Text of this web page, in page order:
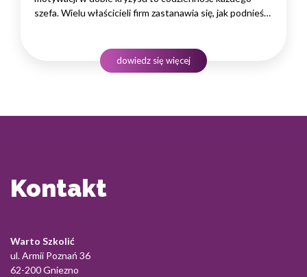
szefa. Wielu właścicieli firm zastanawia się, jak podnieść
na te potrzeby są profesjonalne programy rozwojowe,
na które można uzyskać zewnętrzne…
dowiedz się więcej
Kontakt
Warto Szkolić
ul. Armii Poznań 36
62-200 Gniezno